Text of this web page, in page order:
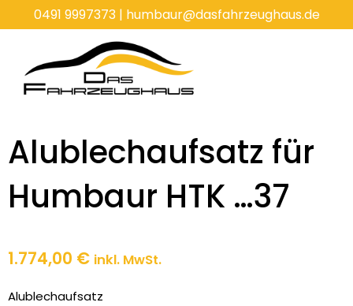
0491 9997373| humbaur@dasfahrzeughaus.de
Alublechaufsatz für
Humbaur HTK …37
1.774,00 € inkl. MwSt.
Alublechaufsatz